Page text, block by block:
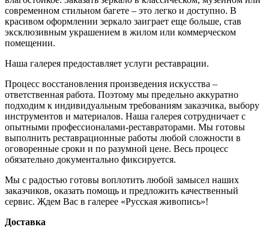
современном стильном багете – это легко и доступно. В
красивом оформлении зеркало заиграет еще больше, став
эксклюзивным украшением в жилом или коммерческом
помещении.
Наша галерея предоставляет услуги реставрации.
Процесс восстановления произведения искусства –
ответственная работа. Поэтому мы предельно аккуратно
подходим к индивидуальным требованиям заказчика, выбору
инструментов и материалов. Наша галерея сотрудничает с
опытными профессионалами-реставраторами. Мы готовы
выполнить реставрационные работы любой сложности в
оговоренные сроки и по разумной цене. Весь процесс
обязательно документально фиксируется.
Мы с радостью готовы воплотить любой замысел наших
заказчиков, оказать помощь и предложить качественный
сервис. Ждем Вас в галерее «Русская живопись»!
Доставка